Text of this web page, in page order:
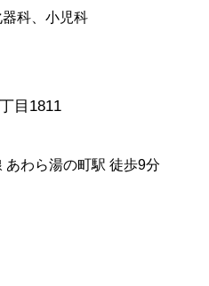
科、小児科
目1811
あわら湯の町駅 徒歩9分